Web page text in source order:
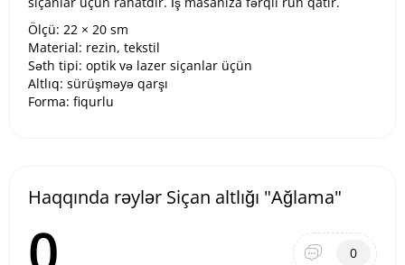
Ölçü: 22 × 20 sm
Material: rezin, tekstil
Səth tipi: optik və lazer siçanlar üçün
Altlıq: sürüşməyə qarşı
Forma: fiqurlu
Haqqında rəylər Siçan altlığı "Ağlama"
0